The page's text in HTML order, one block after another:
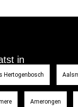
in
Hertogenbosch
Amerongen